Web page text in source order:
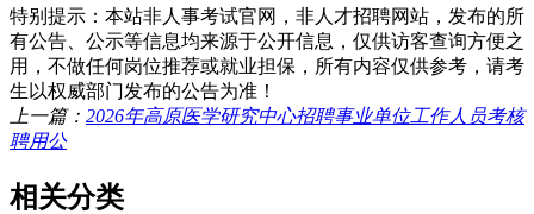
特别提示：本站非人事考试官网，非人才招聘网站，发布的所
有公告、公示等信息均来源于公开信息，仅供访客查询方便之
用，不做任何岗位推荐或就业担保，所有内容仅供参考，请考
生以权威部门发布的公告为准！
上一篇： 2026年高原医学研究中心招聘事业单位工作人员考核
聘用公
相关分类